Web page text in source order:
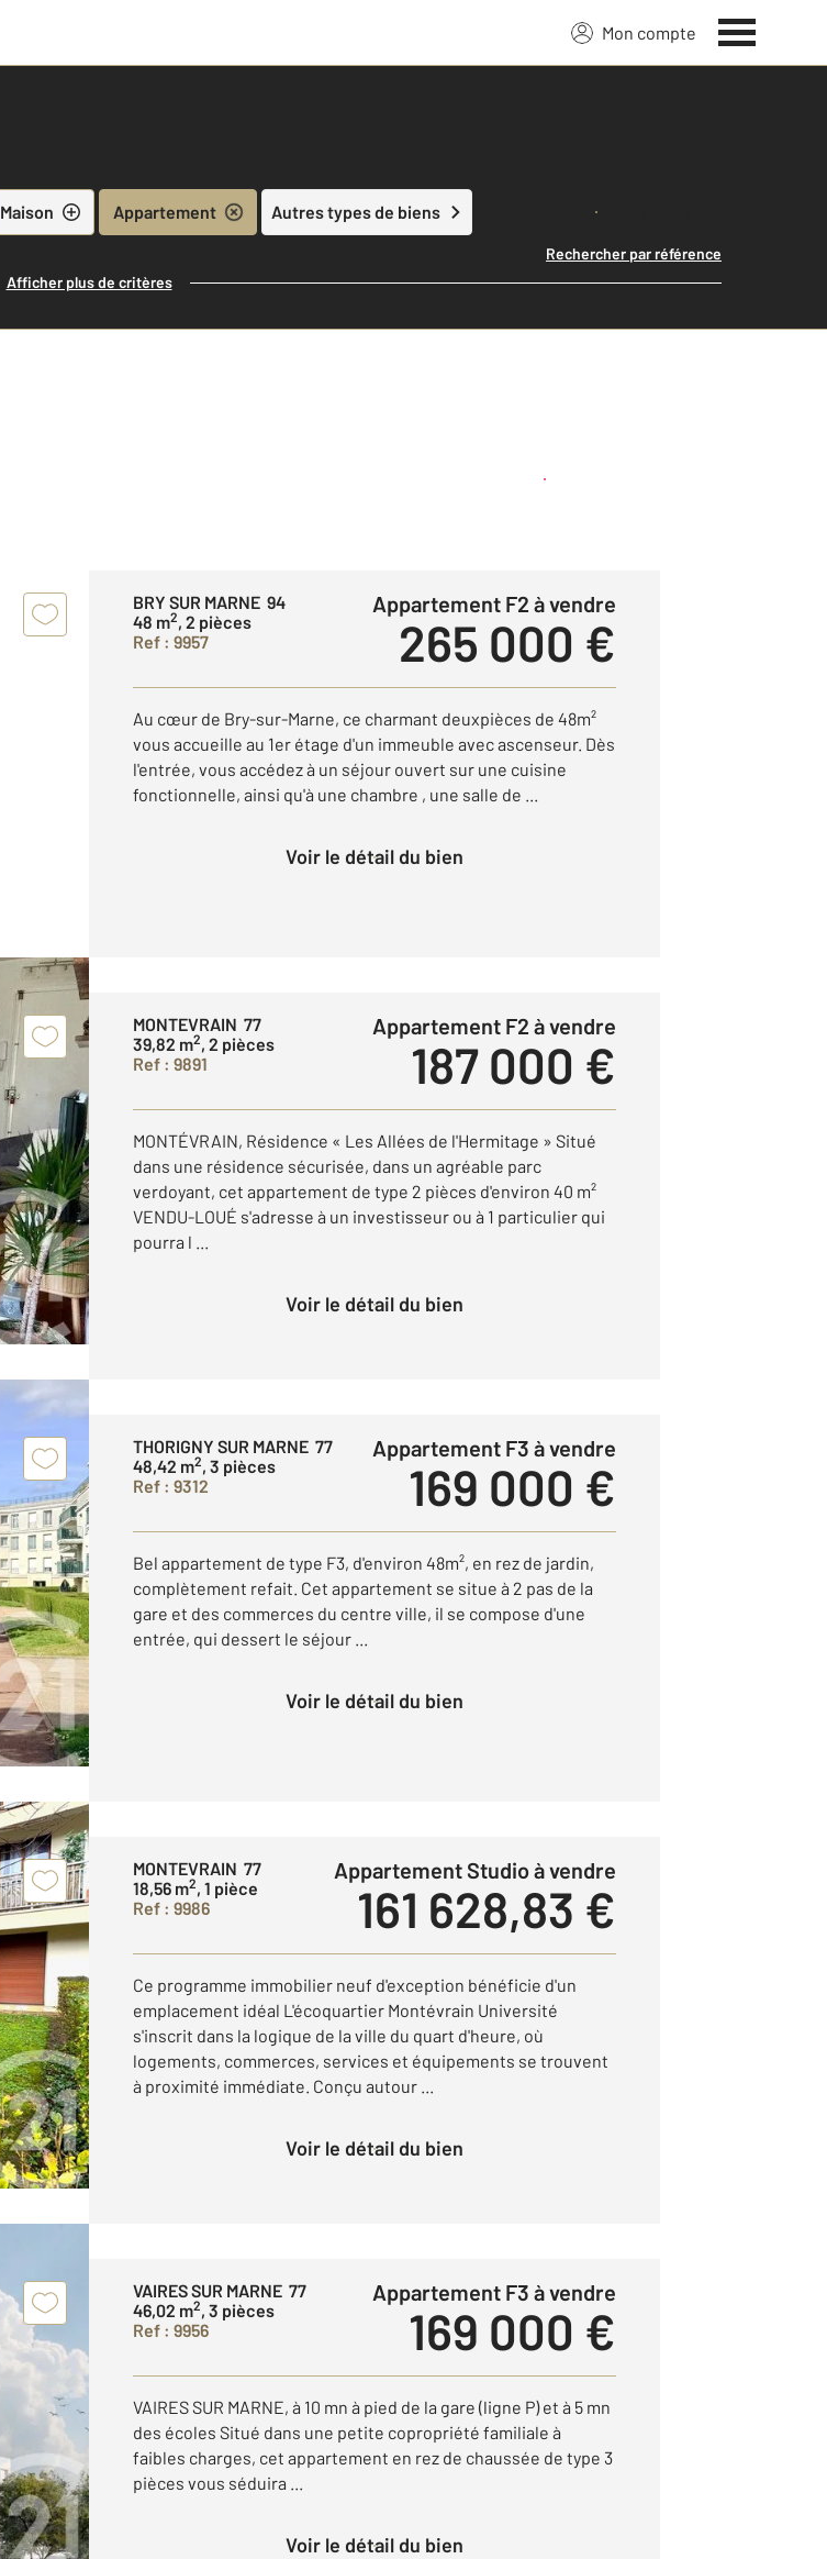
Mon compte
Maison Appartement Autres types de biens Lancer ma recherche
Rechercher par référence
Afficher plus de critères
Créer une alerte
BRY SUR MARNE 94
48 m2, 2 pièces
Ref : 9957
Appartement F2 à vendre
265 000 €
Au cœur de Bry-sur-Marne, ce charmant deuxpièces de 48m²
vous accueille au 1er étage d'un immeuble avec ascenseur. Dès
l'entrée, vous accédez à un séjour ouvert sur une cuisine
fonctionnelle, ainsi qu'à une chambre , une salle de ...
Voir le détail du bien
MONTEVRAIN 77
39,82 m2, 2 pièces
Ref : 9891
Appartement F2 à vendre
187 000 €
MONTÉVRAIN, Résidence « Les Allées de l'Hermitage » Situé
dans une résidence sécurisée, dans un agréable parc
verdoyant, cet appartement de type 2 pièces d'environ 40 m²
VENDU-LOUÉ s'adresse à un investisseur ou à 1 particulier qui
pourra l ...
Voir le détail du bien
THORIGNY SUR MARNE 77
48,42 m2, 3 pièces
Ref : 9312
Appartement F3 à vendre
169 000 €
Bel appartement de type F3, d'environ 48m², en rez de jardin,
complètement refait. Cet appartement se situe à 2 pas de la
gare et des commerces du centre ville, il se compose d'une
entrée, qui dessert le séjour ...
Voir le détail du bien
MONTEVRAIN 77
18,56 m2, 1 pièce
Ref : 9986
Appartement Studio à vendre
161 628,83 €
Ce programme immobilier neuf d'exception bénéficie d'un
emplacement idéal L'écoquartier Montévrain Université
s'inscrit dans la logique de la ville du quart d'heure, où
logements, commerces, services et équipements se trouvent
à proximité immédiate. Conçu autour ...
Voir le détail du bien
VAIRES SUR MARNE 77
46,02 m2, 3 pièces
Ref : 9956
Appartement F3 à vendre
169 000 €
VAIRES SUR MARNE, à 10 mn à pied de la gare (ligne P) et à 5 mn
des écoles Situé dans une petite copropriété familiale à
faibles charges, cet appartement en rez de chaussée de type 3
pièces vous séduira ...
Voir le détail du bien